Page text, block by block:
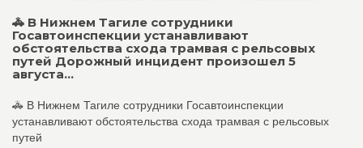
🚓 В Нижнем Тагиле сотрудники
Госавтоинспекции устанавливают
обстоятельства схода трамвая с рельсовых
путей Дорожный инцидент произошел 5
августа...
🚓 В Нижнем Тагиле сотрудники Госавтоинспекции
устанавливают обстоятельства схода трамвая с рельсовых
путей